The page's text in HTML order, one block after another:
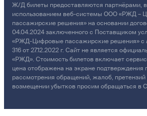
Ж/Д билеты предоставляются партнёрами,
использованием веб-системы ООО «РЖД –
пассажирские решения» на основании
04.04.2024 заключенного с Поставщиком
«РЖД-Цифровые пассажирские решения»
316 от 27.12.2022 г. Сайт не является
«РЖД». Стоимость билетов включает
цена отображена на экране подтверждения
рассмотрения обращений, жалоб,
возмещении убытков просим обращаться в